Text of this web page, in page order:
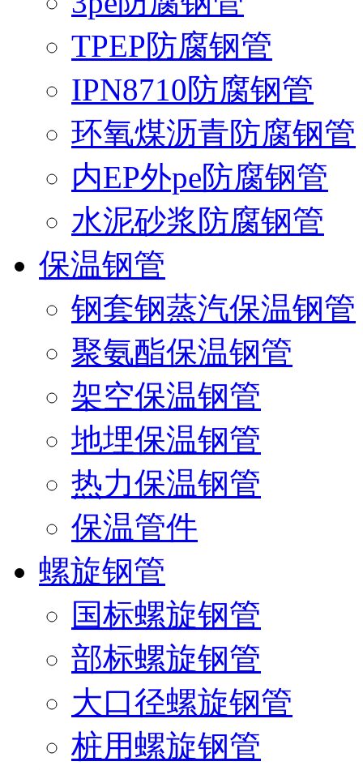
TPEP防腐钢管
IPN8710防腐钢管
环氧煤沥青防腐钢管
内EP外pe防腐钢管
水泥砂浆防腐钢管
保温钢管
钢套钢蒸汽保温钢管
聚氨酯保温钢管
架空保温钢管
地埋保温钢管
热力保温钢管
保温管件
螺旋钢管
国标螺旋钢管
部标螺旋钢管
大口径螺旋钢管
桩用螺旋钢管